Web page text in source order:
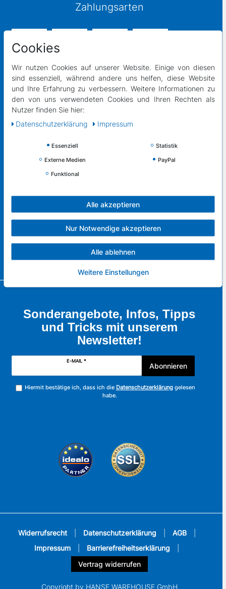
Zahlungsarten
Versandpartner
Service & Kontakt
0421 - 83516130
oder schreiben Sie uns:
zum Kontaktformular
Sonderangebote, Infos, Tipps
und Tricks mit unserem
Newsletter!
E-MAIL *
Abonnieren
Hiermit bestätige ich, dass ich die Datenschutzerklärunggelesen
habe.
Widerrufsrecht Datenschutzerklärung AGB
Impressum
Barrierefreiheitserklärung
Vertrag widerrufen
Copyright by HANSE WAREHOUSE GmbH
Cookies
Wir nutzen Cookies auf unserer Website. Einige von diesen
sind essenziell, während andere uns helfen, diese Website
und Ihre Erfahrung zu verbessern. Weitere Informationen zu
den von uns verwendeten Cookies und Ihren Rechten als
Nutzer finden Sie hier:
Daten­schutz­erklärung
Impressum
Essenziell
Statistik
Externe Medien
PayPal
Funktional
Alle akzeptieren
Nur Notwendige akzeptieren
Alle ablehnen
Weitere Einstellungen